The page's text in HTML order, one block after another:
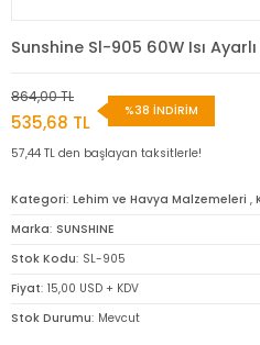
Sunshine Sl-905 60W Isı
864,00 TL
535,68 TL
%38 İNDİRİM
57,44 TL den başlayan taksitlerle!
Kategori Lehim ve Havya Malzemeleri ,
Marka SUNSHINE
Stok Kodu SL-905
Fiyat 15,00 USD + KDV
Stok Durumu Mevcut